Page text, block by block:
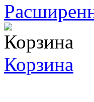
Корзина